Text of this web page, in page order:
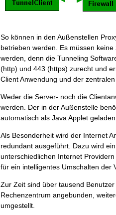
So können in den Außenstellen
betrieben werden. Es müssen
werden, denn die Tunneling
(http) und 443 (https) zurecht und
Client Anwendung und der
Weder die Server- noch die
werden. Der in der Außenstelle
automatisch als Java Applet
Als Besonderheit wird der Internet
redundant ausgeführt. Dazu wird
unterschiedlichen Internet
für ein intelligentes Umschalten der
Zur Zeit sind über tausend
Rechenzentrum angebunden,
umgestellt.